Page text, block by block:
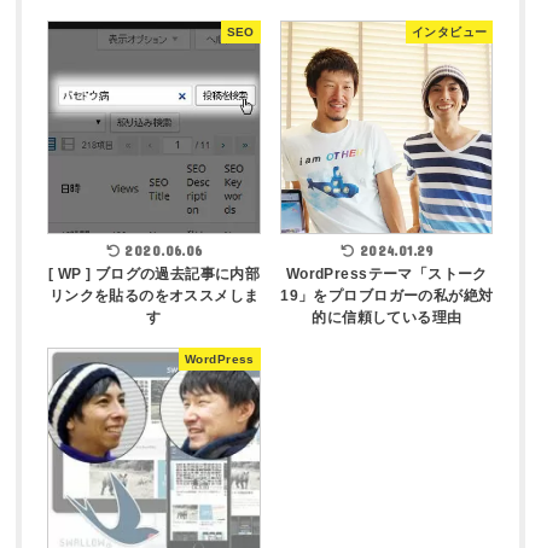
SEO
2020.06.06
[ WP ] ブログの過去記事に内部
リンクを貼るのをオススメしま
す
インタビュー
2024.01.29
WordPressテーマ「ストーク
19」をプロブロガーの私が絶対
的に信頼している理由
WordPress